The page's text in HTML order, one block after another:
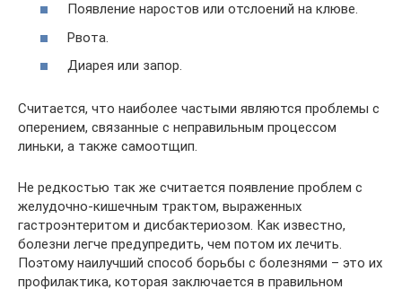
Появление наростов или отслоений на клюве.
Рвота.
Диарея или запор.
Считается, что наиболее частыми являются проблемы с
оперением, связанные с неправильным процессом
линьки, а также самоотщип.
Не редкостью так же считается появление проблем с
желудочно-кишечным трактом, выраженных
гастроэнтеритом и дисбактериозом. Как известно,
болезни легче предупредить, чем потом их лечить.
Поэтому наилучший способ борьбы с болезнями – это их
профилактика, которая заключается в правильном